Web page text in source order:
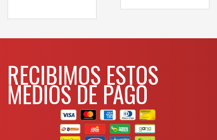
RECIBIMOS ESTOS
MEDIOS DE PAGO